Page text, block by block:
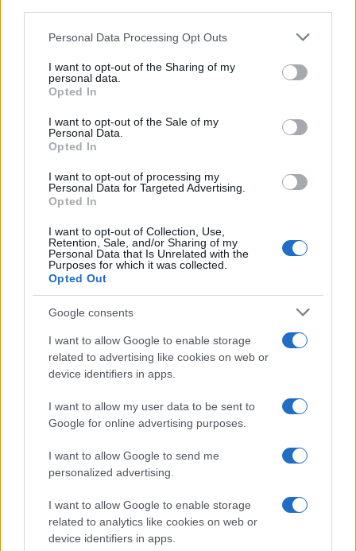
Please note that this website/app uses one or more Google
not limited to your visit or usage behaviour. You may click to
grant or deny consent to Google and its third-party tags to
use your data for below specified purposes in below Google
consent section.
Personal Data Processing Opt Outs
I want to opt-out of the Sharing of my
personal data.
Opted In
I want to opt-out of the Sale of my
Personal Data.
Opted In
I want to opt-out of processing my
Personal Data for Targeted Advertising.
Opted In
I want to opt-out of Collection, Use,
Retention, Sale, and/or Sharing of my
Personal Data that Is Unrelated with the
Purposes for which it was collected.
Opted Out
Google consents
I want to allow Google to enable storage
related to advertising like cookies on web or
device identifiers in apps.
I want to allow my user data to be sent to
Google for online advertising purposes.
I want to allow Google to send me
personalized advertising.
I want to allow Google to enable storage
related to analytics like cookies on web or
device identifiers in apps.
Entra nel canale telegram di
GalluraOggi.it
Ricevi le nostre ultime news
Google News
Condividi l'articolo
F
a
ce
b
o
k
T
w
it
te
r
Pi
n
te
re
st
W
h
s
A
p
S
h
re
Articolo precedente
Prossimo articolo
NOTIZIE RECENTI
Auto prende fuoco sulla strada statale 125 a
Olbia, cosa è successo
Incidente sulla 125 a Olbia, due auto coinvolte:
danni ingenti